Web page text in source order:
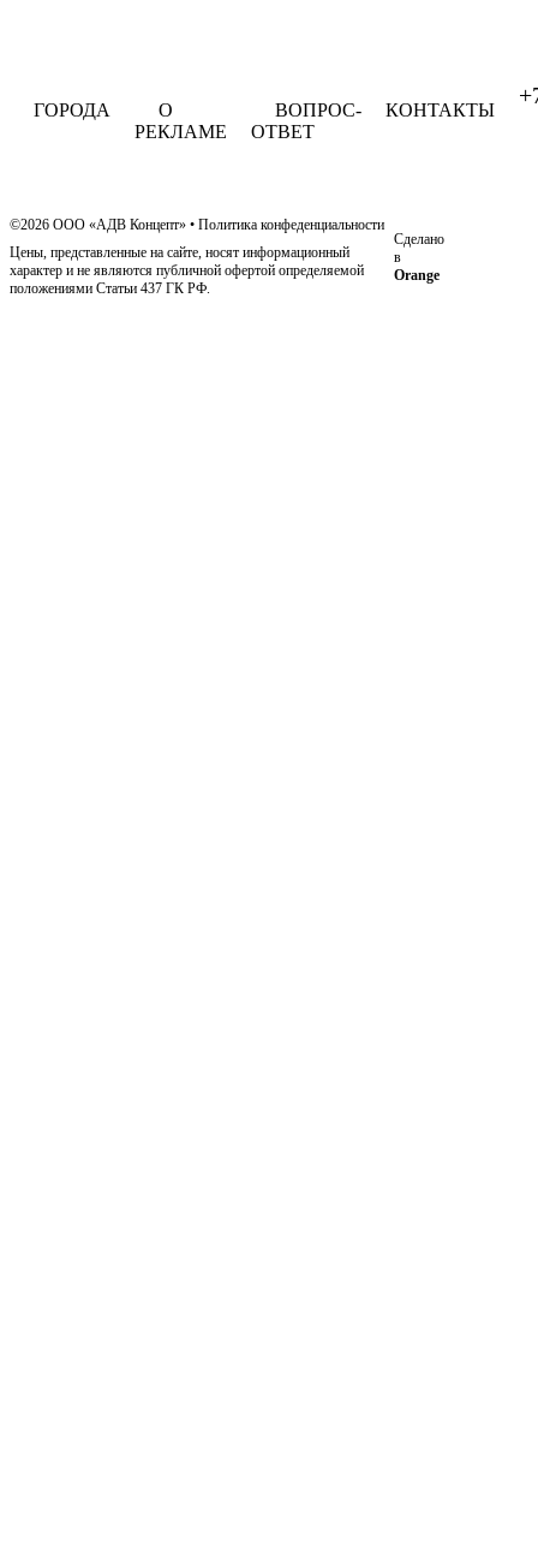
ГОРОДА
О
РЕКЛАМЕ
ВОПРОС-
ОТВЕТ
КОНТАКТЫ
©2026 ООО «АДВ Концепт» • Политика конфеденциальности
Цены, представленные на сайте, носят информационный
характер и не являются публичной офертой определяемой
положениями Статьи 437 ГК РФ.
Сделано
в
Orange